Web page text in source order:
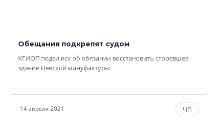
Обещания подкрепят судом
КГИОП подал иск об обязании восстановить сгоревшее
здание Невской мануфактуры
14 апреля 2021 ЧП